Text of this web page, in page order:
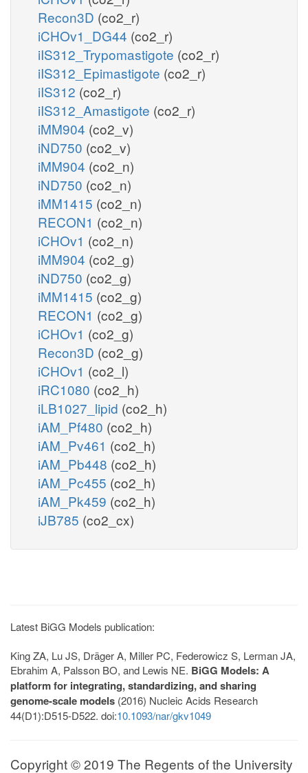
Recon3D (co2_r)
iCHOv1_DG44 (co2_r)
iIS312_Trypomastigote (co2_r)
iIS312_Epimastigote (co2_r)
iIS312 (co2_r)
iIS312_Amastigote (co2_r)
iMM904 (co2_v)
iND750 (co2_v)
iMM904 (co2_n)
iND750 (co2_n)
iMM1415 (co2_n)
RECON1 (co2_n)
iCHOv1 (co2_n)
iMM904 (co2_g)
iND750 (co2_g)
iMM1415 (co2_g)
RECON1 (co2_g)
iCHOv1 (co2_g)
Recon3D (co2_g)
iCHOv1 (co2_l)
iRC1080 (co2_h)
iLB1027_lipid (co2_h)
iAM_Pf480 (co2_h)
iAM_Pv461 (co2_h)
iAM_Pb448 (co2_h)
iAM_Pc455 (co2_h)
iAM_Pk459 (co2_h)
iJB785 (co2_cx)
Latest BiGG Models publication:
King ZA, Lu JS, Dräger A, Miller PC, Federowicz S, Lerman JA,
Ebrahim A, Palsson BO, and Lewis NE. BiGG Models: A
platform for integrating, standardizing, and sharing
genome-scale models (2016) Nucleic Acids Research
44(D1):D515-D522. doi:10.1093/nar/gkv1049
Copyright © 2019 The Regents of the University